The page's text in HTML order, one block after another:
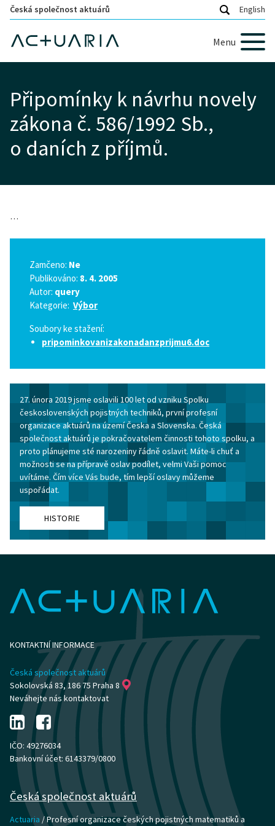
Česká společnost aktuárů English
Menu
Připomínky k návrhu novely
zákona č. 586/1992 Sb.,
o daních z příjmů.
…
Zamčeno: Ne
Publikováno: 8. 4. 2005
Autor: query
Kategorie: Výbor
Soubory ke stažení:
pripominkovanizakonadanzprijmu6.doc
27. února 2019 jsme oslavili 100 let od vzniku Spolku
československých pojistných techniků, první profesní
organizace aktuárů na území Česka a Slovenska. Česká
společnost aktuárů je pokračovatelem činnosti tohoto spolku, a
proto plánujeme sté narozeniny řádně oslavit. Máte-li chuť a
možnosti se na přípravě oslav podílet, velmi Vaši pomoc
uvítáme. Čím více Vás bude, tím lepší oslavy můžeme
uspořádat.
HISTORIE
KONTAKTNÍ INFORMACE
Česká společnost aktuárů
Sokolovská 83, 186 75 Praha 8
Neváhejte nás kontaktovat
IČO: 49276034
Bankovní účet: 6143379/0800
Česká společnost aktuárů
Actuaria / Profesní organizace českých pojistných matematiků a